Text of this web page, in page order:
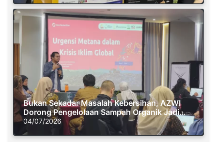
Bukan Sekadar Masalah Kebersihan, AZWI
Dorong Pengelolaan Sampah Organik Jadi
Solusi Krisis Iklim
04/07/2026